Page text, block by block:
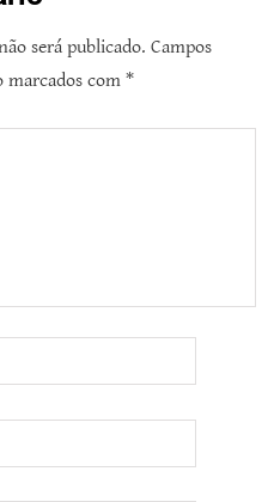
será publicado. Campos
marcados com *